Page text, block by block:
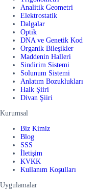
Analitik Geometri
Elektrostatik
Dalgalar
Optik
DNA ve Genetik Kod
Organik Bileşikler
Maddenin Halleri
Sindirim Sistemi
Solunum Sistemi
Anlatım Bozuklukları
Halk Şiiri
Divan Şiiri
Kurumsal
Biz Kimiz
Blog
SSS
İletişim
KVKK
Kullanım Koşulları
Uygulamalar